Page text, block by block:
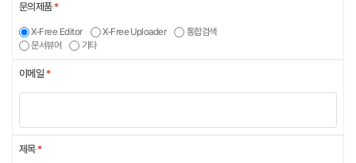
서비스 이용에 혼란 및 부정사용을 방지하기 위한 확인정보
- 보존 항목 : 이름, 생년월일, 성별, 연락처(휴대전화번호 등을 포함), 주소
- 보존 기간 : 6개월
(2) 관계법령의 규정에 의하여 보존할 필요가 있는 경우 회사는 아래와 같이
- 계약 또는 청약철회 등에 관한 기록 : 5년 (전자상거래등에서의 소비자보호
문의제품*
X-Free Editor X-Free Uploader
통합검색
문서뷰어
기타
이메일 *
제목*